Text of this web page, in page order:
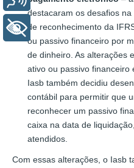
destacaram os desafios
de reconhecimento da
ou passivo financeiro por
de dinheiro. As alterações
ativo ou passivo financeiro
Iasb também decidiu
contábil para permitir que
reconhecer um passivo
caixa na data de
atendidos.
Com essas alterações, o Iasb
+ Acessibilidade